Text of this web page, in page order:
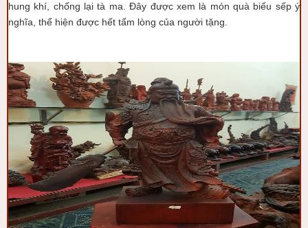
hung khí, chống lại tà ma. Đây được xem là món quà biếu sếp ý
nghĩa, thể hiện được hết tấm lòng của người tặng.